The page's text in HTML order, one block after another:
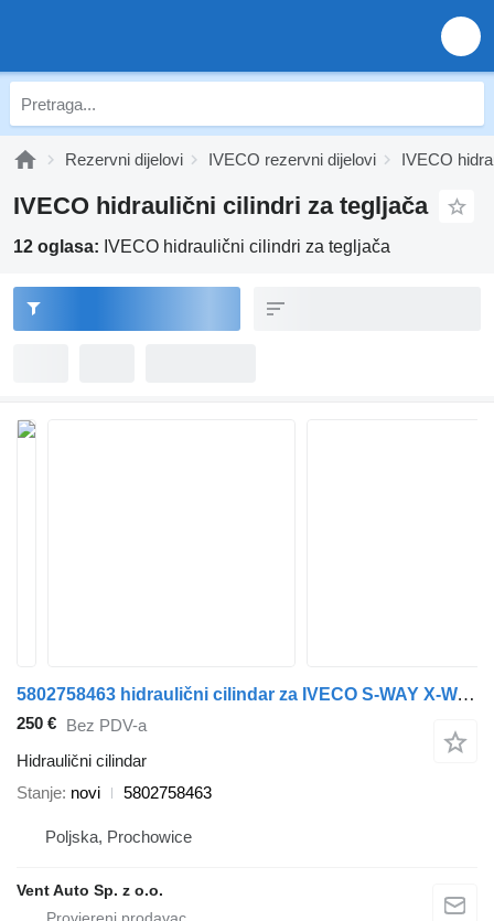
Rezervni dijelovi IVECO rezervni dijelovi IVECO
IVECO hidraulični cilindri za tegljača
12 oglasa: IVECO hidraulični cilindri za tegljača
5802758463 hidraulični cilindar za IVECO S-WAY X-WAY tegljača
250 € Bez PDV-a
Hidraulični cilindar
Stanje novi 5802758463
Poljska, Prochowice
Vent Auto Sp. z o.o.